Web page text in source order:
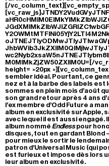
[/
M0MlMkZjZW50ZXIlM0U=[/
height= »20px
sembler idéal. Pourtant, ce
nez et à la barbe des labels est
sommes en plein mois d’août
son grand retour après 4 ans
l’ex membre d’Odd Future a
album en exclusivité sur Apple,
avec lequel il est aussi
album nommé Endlesspour
disques, tout en gardant Blond
pour mieux le sortir le
patron d’Universal Music (qui
est furieux et impose dès lors
leur album en exclusivité.